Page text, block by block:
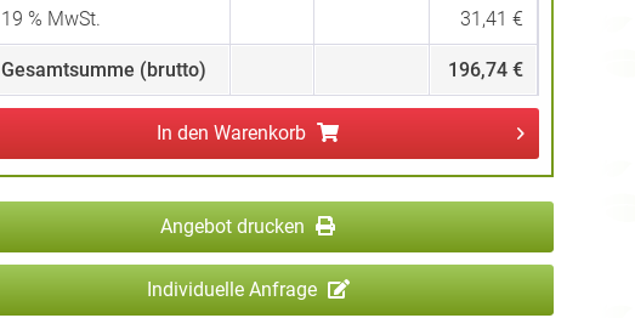
19 % MwSt. 31,41 €
Gesamtsumme (brutto) 196,74 €
In den Warenkorb
Angebot drucken
Individuelle Anfrage